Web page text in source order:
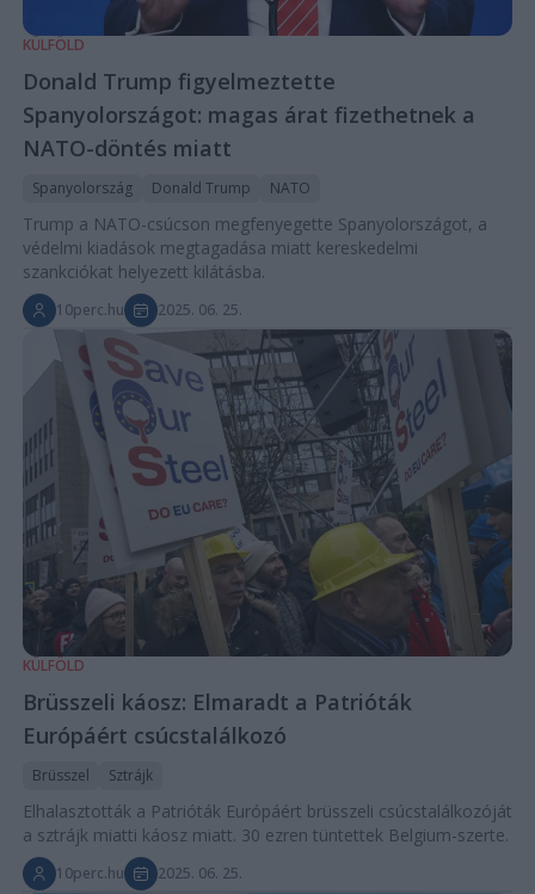
KÜLFÖLD
Donald Trump figyelmeztette
Spanyolországot: magas árat fizethetnek a
NATO-döntés miatt
Spanyolország Donald Trump NATO
Trump a NATO-csúcson megfenyegette Spanyolországot, a
védelmi kiadások megtagadása miatt kereskedelmi
szankciókat helyezett kilátásba.
10perc.hu 2025. 06. 25.
KÜLFÖLD
Brüsszeli káosz: Elmaradt a Patrióták
Európáért csúcstalálkozó
Brüsszel Sztrájk
Elhalasztották a Patrióták Európáért brüsszeli csúcstalálkozóját
a sztrájk miatti káosz miatt. 30 ezren tüntettek Belgium-szerte.
10perc.hu 2025. 06. 25.